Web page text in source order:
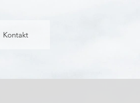
Kontakt